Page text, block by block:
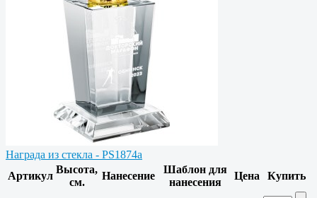
Награда из стекла - PS1874a
Артикул
Высота,
см.
Нанесение
Шаблон для
нанесения
Цена Купить